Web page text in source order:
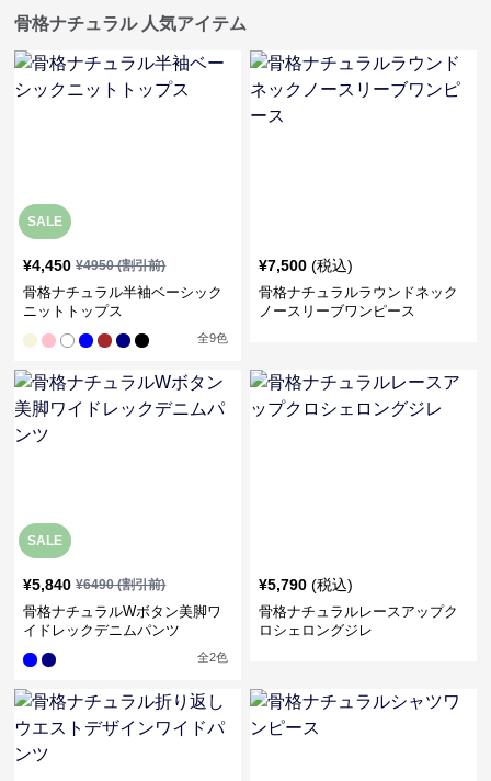
骨格ナチュラル 人気アイテム
SALE
¥4,450 ¥4950(割引前)
骨格ナチュラル半袖ベーシック
ニットトップス
全9色
¥7,500 (税込)
骨格ナチュラルラウンドネック
ノースリーブワンピース
SALE
¥5,840 ¥6490(割引前)
骨格ナチュラルWボタン美脚ワ
イドレックデニムパンツ
全2色
¥5,790 (税込)
骨格ナチュラルレースアップク
ロシェロングジレ